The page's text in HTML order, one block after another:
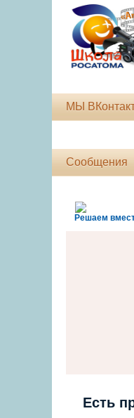
МЫ
Сообщения
Решаем
Есть